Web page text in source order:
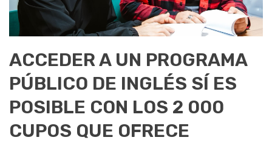
ACCEDER A UN PROGRAMA
PÚBLICO DE INGLÉS SÍ ES
POSIBLE CON LOS 2 000
CUPOS QUE OFRECE